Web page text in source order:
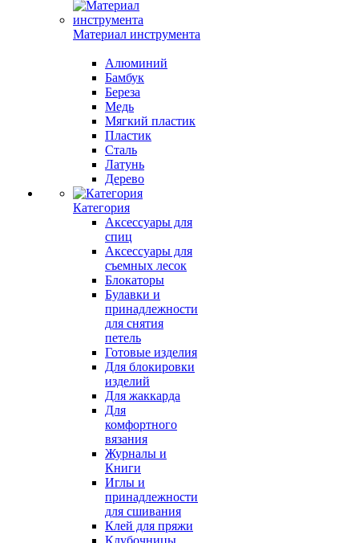
Материал инструмента
Алюминий
Бамбук
Береза
Медь
Мягкий пластик
Пластик
Сталь
Латунь
Дерево
Категория
Аксессуары для
спиц
Аксессуары для
съемных лесок
Блокаторы
Булавки и
принадлежности
для снятия
петель
Готовые изделия
Для блокировки
изделий
Для жаккарда
Для
комфортного
вязания
Журналы и
Книги
Иглы и
принадлежности
для сшивания
Клей для пряжи
Клубочницы